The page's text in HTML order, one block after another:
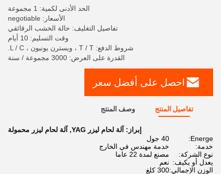
الحد الأدنى لكمية: 1 مجموعة
الأسعار: negotiable
تفاصيل التغليف: حالة الخشب الرقائقي
وقت التسليم: 10 أيام
شروط الدفع: T / T ، ويسترن يونيون ، L / C.
القدرة على العرض: 3000 مجموعة / سنة
احصل على أفضل سعر
تفاصيل المنتج وصف المنتج
إبراز: آلة لحام ليزر YAG , آلة لحام ليزر محمولة
Energe:
40 جول
خدمة:
خدمة مهندس في الخارج
نوع الشركة:
مصنع لمدة 22 عاما
يعدل أو يكيف: نعم
الوزن الإجمالي:300 كلغ